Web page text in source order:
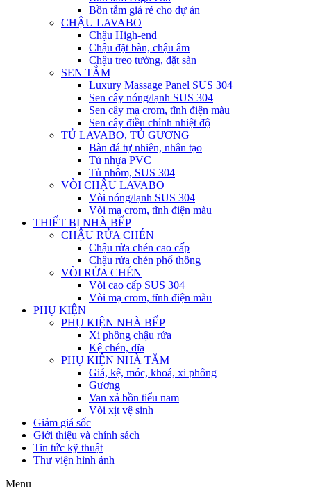
Bồn tắm giá rẻ cho dự án
CHẬU LAVABO
Chậu High-end
Chậu đặt bàn, chậu âm
Chậu treo tường, đặt sàn
SEN TẮM
Luxury Massage Panel SUS 304
Sen cây nóng/lạnh SUS 304
Sen cây mạ crom, tĩnh điện màu
Sen cây điều chỉnh nhiệt độ
TỦ LAVABO, TỦ GƯƠNG
Bàn đá tự nhiên, nhân tạo
Tủ nhựa PVC
Tủ nhôm, SUS 304
VÒI CHẬU LAVABO
Vòi nóng/lạnh SUS 304
Vòi mạ crom, tĩnh điện màu
THIẾT BỊ NHÀ BẾP
CHẬU RỬA CHÉN
Chậu rửa chén cao cấp
Chậu rửa chén phổ thông
VÒI RỬA CHÉN
Vòi cao cấp SUS 304
Vòi mạ crom, tĩnh điện màu
PHỤ KIỆN
PHỤ KIỆN NHÀ BẾP
Xi phông chậu rửa
Kệ chén, dĩa
PHỤ KIỆN NHÀ TẮM
Giá, kệ, móc, khoá, xi phông
Gương
Van xả bồn tiểu nam
Vòi xịt vệ sinh
Giảm giá sốc
Giới thiệu và chính sách
Tin tức kỹ thuật
Thư viện hình ảnh
Menu